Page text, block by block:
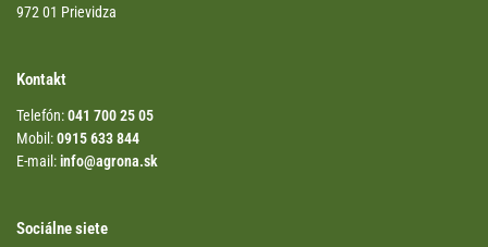
972 01 Prievidza
Kontakt
Telefón:041 700 25 05
Mobil:0915 633 844
E-mail:info@agrona.sk
Sociálne siete